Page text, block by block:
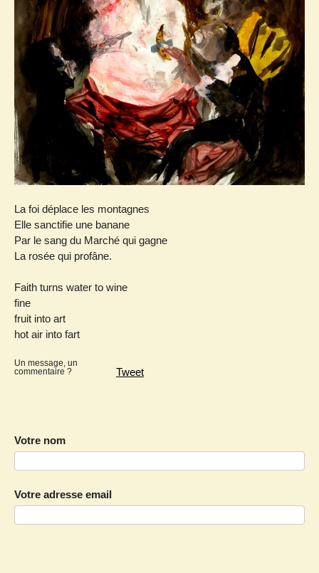
La foi déplace les montagnes
Elle sanctifie une banane
Par le sang du Marché qui gagne
La rosée qui profâne.
Faith turns water to wine
fine
fruit into art
hot air into fart
Tweet
Un message, un
commentaire ?
Votre nom
Votre adresse email